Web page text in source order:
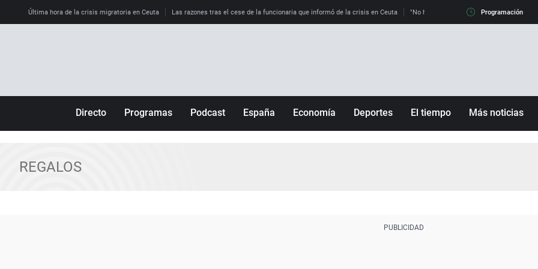
Última hora de la crisis migratoria en Ceuta Las razones tras el cese de la funcionaria que informó de la crisis en Ceuta "No hay mafias, que no nos engañen":
Programación
Directo Programas Podcast España Economía Deportes El tiempo Más noticias
REGALOS